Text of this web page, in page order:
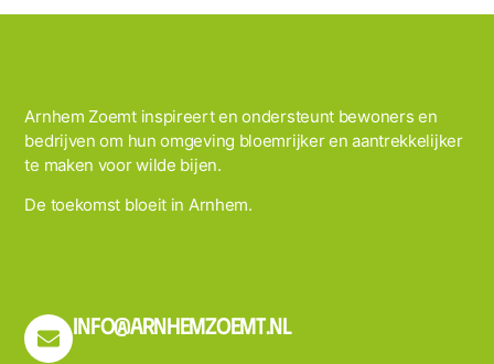
Arnhem Zoemt inspireert en ondersteunt bewoners en
bedrijven om hun omgeving bloemrijker en aantrekkelijker
te maken voor wilde bijen.
De toekomst bloeit in Arnhem.
info@arnhemzoemt.nl